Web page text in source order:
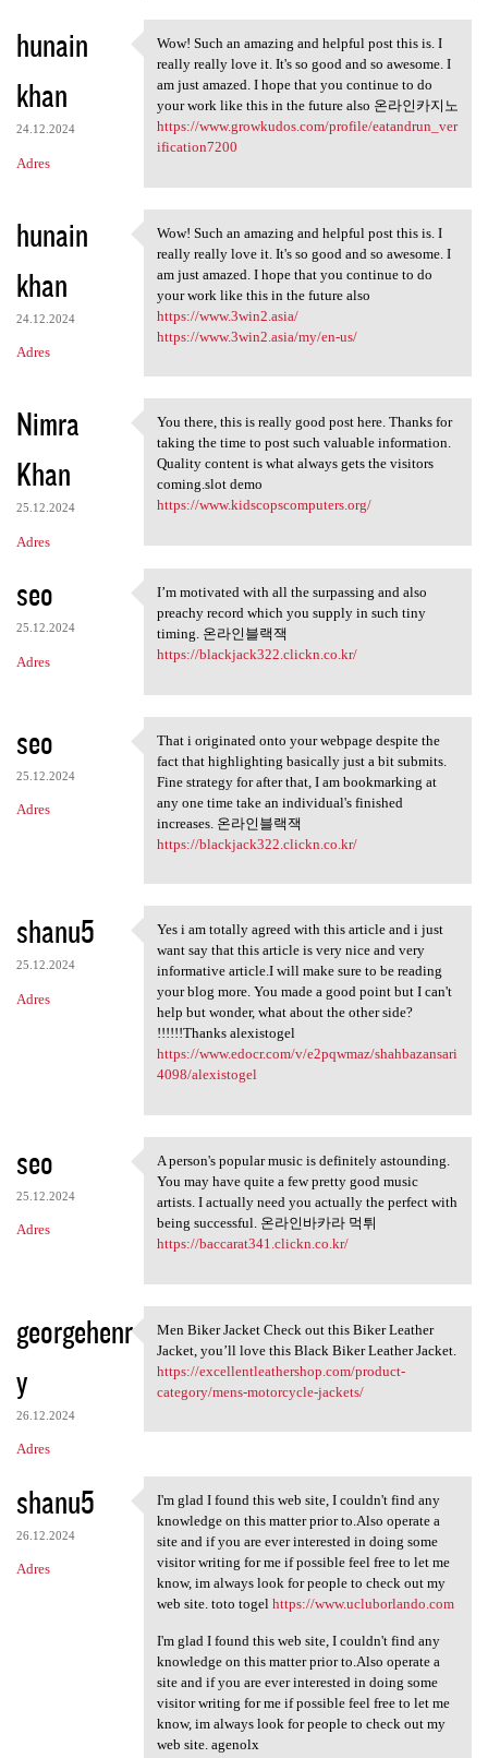
hunain
khan
24.12.2024
Adres
Wow! Such an amazing and
Wow! Such an amazing and helpful post this is. I
really really love it. It's so good and so awesome. I
am just amazed. I hope that you continue to do
your work like this in the future also 온라인카지노
https://www.growkudos.com/profile/eatandrun_ver
ification7200
hunain
khan
24.12.2024
Adres
Wow! Such an amazing and
Wow! Such an amazing and helpful post this is. I
really really love it. It's so good and so awesome. I
am just amazed. I hope that you continue to do
your work like this in the future also
https://www.3win2.asia/
https://www.3win2.asia/my/en-us/
Nimra
Khan
25.12.2024
Adres
You there, this is really
You there, this is really good post here. Thanks for
taking the time to post such valuable information.
Quality content is what always gets the visitors
coming.slot demo
https://www.kidscopscomputers.org/
seo
25.12.2024
Adres
I’m motivated with all the
I’m motivated with all the surpassing and also
preachy record which you supply in such tiny
timing. 온라인블랙잭
https://blackjack322.clickn.co.kr/
seo
25.12.2024
Adres
That i originated onto your
That i originated onto your webpage despite the
fact that highlighting basically just a bit submits.
Fine strategy for after that, I am bookmarking at
any one time take an individual's finished
increases. 온라인블랙잭
https://blackjack322.clickn.co.kr/
shanu5
25.12.2024
Adres
Yes i am totally agreed with
Yes i am totally agreed with this article and i just
want say that this article is very nice and very
informative article.I will make sure to be reading
your blog more. You made a good point but I can't
help but wonder, what about the other side?
!!!!!!Thanks alexistogel
https://www.edocr.com/v/e2pqwmaz/shahbazansari
4098/alexistogel
seo
25.12.2024
Adres
A person's popular music is
A person's popular music is definitely astounding.
You may have quite a few pretty good music
artists. I actually need you actually the perfect with
being successful. 온라인바카라 먹튀
https://baccarat341.clickn.co.kr/
georgehenr
y
26.12.2024
Adres
Men Biker Jacket Check out
Men Biker Jacket Check out this Biker Leather
Jacket, you’ll love this Black Biker Leather Jacket.
https://excellentleathershop.com/product-
category/mens-motorcycle-jackets/
shanu5
26.12.2024
Adres
I'm glad I found this web
I'm glad I found this web site, I couldn't find any
knowledge on this matter prior to.Also operate a
site and if you are ever interested in doing some
visitor writing for me if possible feel free to let me
know, im always look for people to check out my
web site. toto togel https://www.ucluborlando.com
I'm glad I found this web site, I couldn't find any
knowledge on this matter prior to.Also operate a
site and if you are ever interested in doing some
visitor writing for me if possible feel free to let me
know, im always look for people to check out my
web site. agenolx